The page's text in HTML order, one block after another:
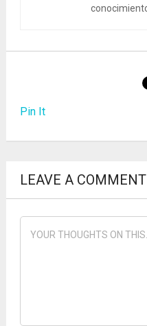
Pin It
LEAVE A COMMENT